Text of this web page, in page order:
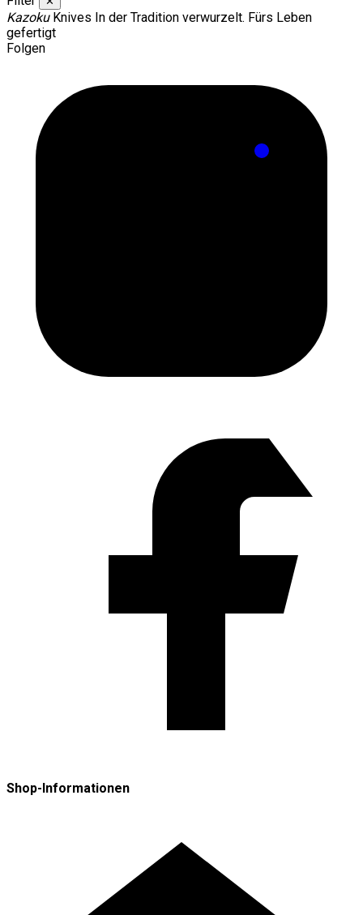
KazokuKnives In der Tradition verwurzelt. Fürs Leben
gefertigt
Folgen
Shop-Informationen